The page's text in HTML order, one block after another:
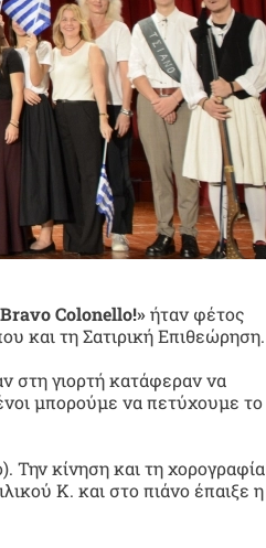
Colonello!»ήταν φέτος
και τη Σατιρική Επιθεώρηση.
στη γιορτή κατάφεραν να
μπορούμε να πετύχουμε το
Την κίνηση και τη χορογραφία
Κ. και στο πιάνο έπαιξε η